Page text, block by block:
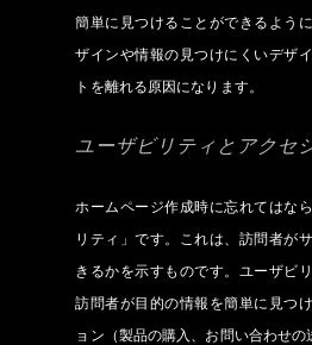
簡単に見つけることができるよう
ザインや情報の見つけにくいデザ
トを離れる原因になります。
ユーザビリティとアクセ
ホームページ作成時に忘れてはな
リティ」です。これは、訪問者が
きるかを示すものです。ユーザビ
訪問者が目的の情報を簡単に見つ
ョン（製品の購入、お問い合わせの